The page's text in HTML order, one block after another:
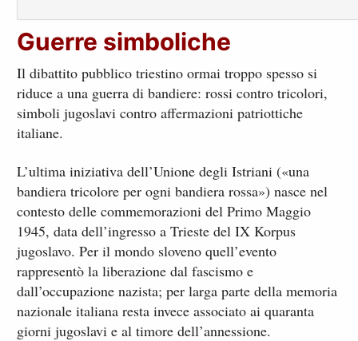
Guerre simboliche
Il dibattito pubblico triestino ormai troppo spesso si
riduce a una guerra di bandiere: rossi contro tricolori,
simboli jugoslavi contro affermazioni patriottiche
italiane.
L’ultima iniziativa dell’Unione degli Istriani («una
bandiera tricolore per ogni bandiera rossa») nasce nel
contesto delle commemorazioni del Primo Maggio
1945, data dell’ingresso a Trieste del IX Korpus
jugoslavo. Per il mondo sloveno quell’evento
rappresentò la liberazione dal fascismo e
dall’occupazione nazista; per larga parte della memoria
nazionale italiana resta invece associato ai quaranta
giorni jugoslavi e al timore dell’annessione.